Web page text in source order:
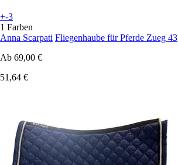
+-3
1 Farben
Anna Scarpati Fliegenhaube für Pferde Zueg 43
Ab 69,00 €
51,64 €